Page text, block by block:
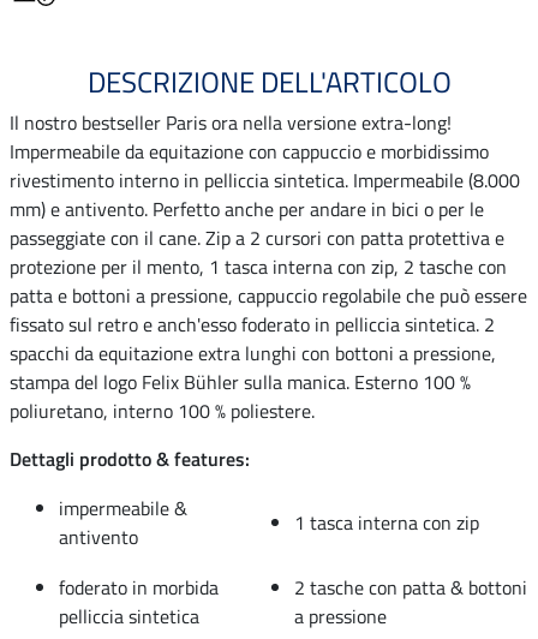
DESCRIZIONE DELL'ARTICOLO
Il nostro bestseller Paris ora nella versione extra-long!
Impermeabile da equitazione con cappuccio e morbidissimo
rivestimento interno in pelliccia sintetica. Impermeabile (8.000
mm) e antivento. Perfetto anche per andare in bici o per le
passeggiate con il cane. Zip a 2 cursori con patta protettiva e
protezione per il mento, 1 tasca interna con zip, 2 tasche con
patta e bottoni a pressione, cappuccio regolabile che può essere
fissato sul retro e anch'esso foderato in pelliccia sintetica. 2
spacchi da equitazione extra lunghi con bottoni a pressione,
stampa del logo Felix Bühler sulla manica. Esterno 100 %
poliuretano, interno 100 % poliestere.
Dettagli prodotto & features:
impermeabile &
antivento
1 tasca interna con zip
foderato in morbida
pelliccia sintetica
2 tasche con patta & bottoni
a pressione